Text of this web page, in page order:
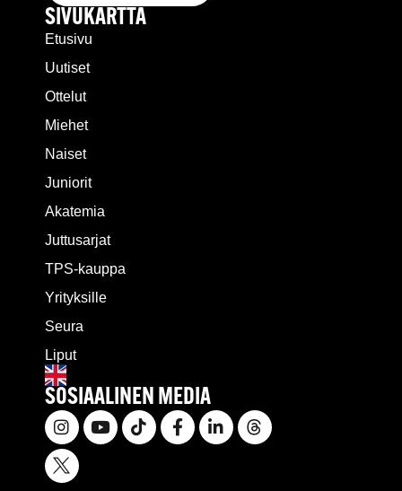
SIVUKARTTA
Etusivu
Uutiset
Ottelut
Miehet
Naiset
Juniorit
Akatemia
Juttusarjat
TPS-kauppa
Yrityksille
Seura
Liput
SOSIAALINEN MEDIA